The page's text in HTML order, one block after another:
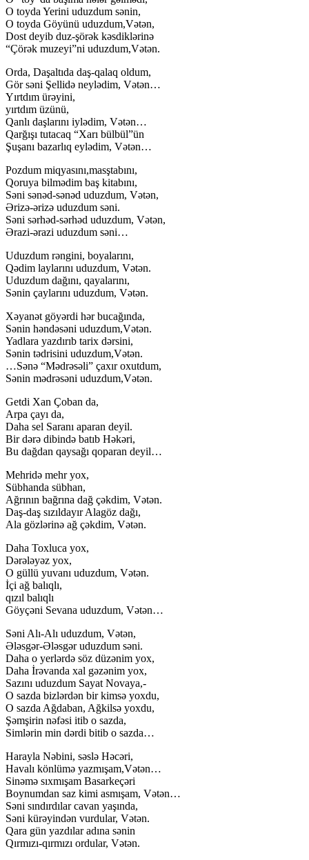
O toyda Yerini uduzdum sənin,
O toyda Göyünü uduzdum,Vətən,
Dost deyib duz-şörək kəsdiklərinə
“Çörək muzeyi”ni uduzdum,Vətən.
Orda, Daşaltıda daş-qalaq oldum,
Gör səni Şellidə neylədim, Vətən…
Yırtdım ürəyini,
yırtdım üzünü,
Qanlı daşlarını iylədim, Vətən…
Qarğışı tutacaq “Xarı bülbül”ün
Şuşanı bazarlıq eylədim, Vətən…
Pozdum miqyasını,masştabını,
Qoruya bilmədim baş kitabını,
Səni sənəd-sənəd uduzdum, Vətən,
Ərizə-ərizə uduzdum səni.
Səni sərhəd-sərhəd uduzdum, Vətən,
Ərazi-ərazi uduzdum səni…
Uduzdum rəngini, boyalarını,
Qədim laylarını uduzdum, Vətən.
Uduzdum dağını, qayalarını,
Sənin çaylarını uduzdum, Vətən.
Xəyanət göyərdi hər bucağında,
Sənin həndəsəni uduzdum,Vətən.
Yadlara yazdırıb tarix dərsini,
Sənin tədrisini uduzdum,Vətən.
…Sənə “Mədrəsəli” çaxır oxutdum,
Sənin mədrəsəni uduzdum,Vətən.
Getdi Xan Çoban da,
Arpa çayı da,
Daha sel Saranı aparan deyil.
Bir dərə dibində batıb Həkəri,
Bu dağdan qaysağı qoparan deyil…
Mehridə mehr yox,
Sübhanda sübhan,
Ağrının bağrına dağ çəkdim, Vətən.
Daş-daş sızıldayır Alagöz dağı,
Ala gözlərinə ağ çəkdim, Vətən.
Daha Toxluca yox,
Dərələyəz yox,
O güllü yuvanı uduzdum, Vətən.
İçi ağ balıqlı,
qızıl balıqlı
Göyçəni Sevana uduzdum, Vətən…
Səni Alı-Alı uduzdum, Vətən,
Ələsgər-Ələsgər uduzdum səni.
Daha o yerlərdə söz düzənim yox,
Daha İrəvanda xal gəzənim yox,
Sazını uduzdum Sayat Novaya,-
O sazda bizlərdən bir kimsə yoxdu,
O sazda Ağdaban, Ağkilsə yoxdu,
Şəmşirin nəfəsi itib o sazda,
Simlərin min dərdi bitib o sazda…
Harayla Nəbini, səslə Həcəri,
Havalı könlümə yazmışam,Vətən…
Sinəmə sıxmışam Basarkeçəri
Boynumdan saz kimi asmışam, Vətən…
Səni sındırdılar cavan yaşında,
Səni kürəyindən vurdular, Vətən.
Qara gün yazdılar adına sənin
Qırmızı-qırmızı ordular, Vətən.